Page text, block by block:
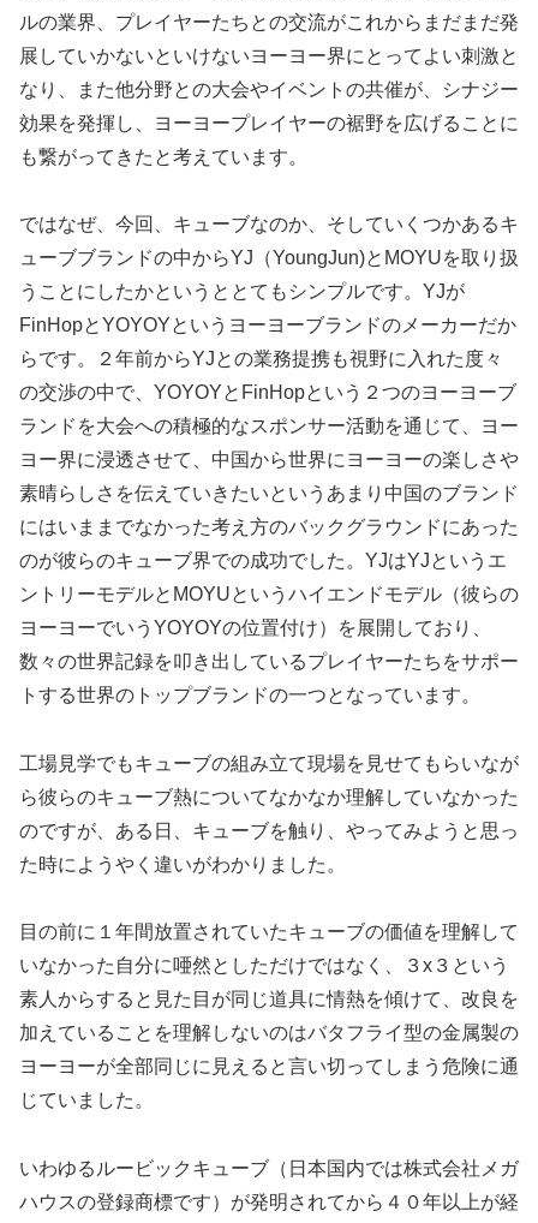
ルの業界、プレイヤーたちとの交流がこれからまだまだ発
展していかないといけないヨーヨー界にとってよい刺激と
なり、また他分野との大会やイベントの共催が、シナジー
効果を発揮し、ヨーヨープレイヤーの裾野を広げることに
も繋がってきたと考えています。
ではなぜ、今回、キューブなのか、そしていくつかあるキ
ューブブランドの中からYJ（YoungJun)とMOYUを取り扱
うことにしたかというととてもシンプルです。YJが
FinHopとYOYOYというヨーヨーブランドのメーカーだか
らです。２年前からYJとの業務提携も視野に入れた度々
の交渉の中で、YOYOYとFinHopという２つのヨーヨーブ
ランドを大会への積極的なスポンサー活動を通じて、ヨー
ヨー界に浸透させて、中国から世界にヨーヨーの楽しさや
素晴らしさを伝えていきたいというあまり中国のブランド
にはいままでなかった考え方のバックグラウンドにあった
のが彼らのキューブ界での成功でした。YJはYJというエ
ントリーモデルとMOYUというハイエンドモデル（彼らの
ヨーヨーでいうYOYOYの位置付け）を展開しており、
数々の世界記録を叩き出しているプレイヤーたちをサポー
トする世界のトップブランドの一つとなっています。
工場見学でもキューブの組み立て現場を見せてもらいなが
ら彼らのキューブ熱についてなかなか理解していなかった
のですが、ある日、キューブを触り、やってみようと思っ
た時にようやく違いがわかりました。
目の前に１年間放置されていたキューブの価値を理解して
いなかった自分に唖然としただけではなく、３x３という
素人からすると見た目が同じ道具に情熱を傾けて、改良を
加えていることを理解しないのはバタフライ型の金属製の
ヨーヨーが全部同じに見えると言い切ってしまう危険に通
じていました。
いわゆるルービックキューブ（日本国内では株式会社メガ
ハウスの登録商標です）が発明されてから４０年以上が経